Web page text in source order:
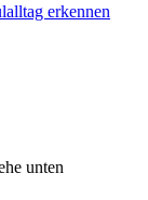
erkennen